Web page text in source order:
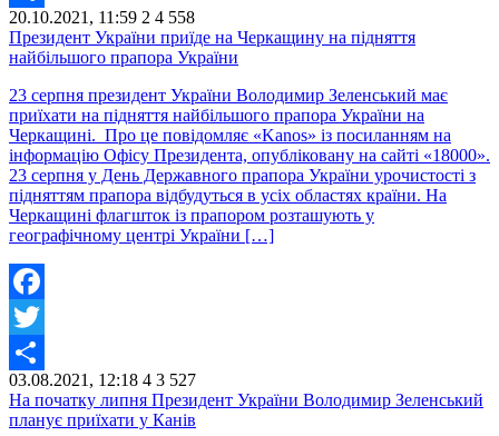
Share
20.10.2021, 11:59 2 4 558
Президент України приїде на Черкащину на підняття
найбільшого прапора України
23 серпня президент України Володимир Зеленський має
приїхати на підняття найбільшого прапора України на
Черкащині. Про це повідомляє «Kanos» із посиланням на
інформацію Офісу Президента, опубліковану на сайті «18000».
23 серпня у День Державного прапора України урочистості з
підняттям прапора відбудуться в усіх областях країни. На
Черкащині флагшток із прапором розташують у
географічному центрі України […]
Facebook
Twitter
Share
03.08.2021, 12:18 4 3 527
На початку липня Президент України Володимир Зеленський
планує приїхати у Канів